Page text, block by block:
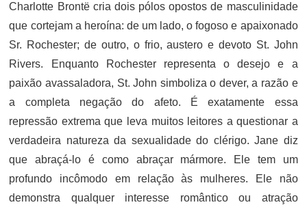
Charlotte Brontë cria dois pólos opostos de masculinidade
que cortejam a heroína: de um lado, o fogoso e apaixonado
Sr. Rochester; de outro, o frio, austero e devoto St. John
Rivers. Enquanto Rochester representa o desejo e a
paixão avassaladora, St. John simboliza o dever, a razão e
a completa negação do afeto. É exatamente essa
repressão extrema que leva muitos leitores a questionar a
verdadeira natureza da sexualidade do clérigo. Jane diz
que abraçá-lo é como abraçar mármore. Ele tem um
profundo incômodo em relação às mulheres. Ele não
demonstra qualquer interesse romântico ou atração